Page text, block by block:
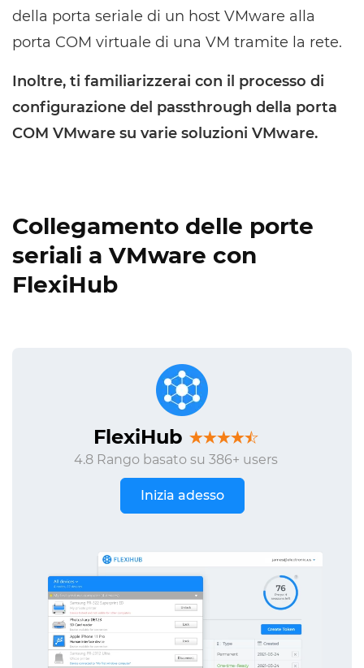
della porta seriale di un host VMware alla
porta COM virtuale di una VM tramite la rete.
Inoltre, ti familiarizzerai con il processo di
configurazione del passthrough della porta
COM VMware su varie soluzioni VMware.
Collegamento delle porte
seriali a VMware con
FlexiHub
FlexiHub
4.8 Rango basato su 386+ users
Inizia adesso